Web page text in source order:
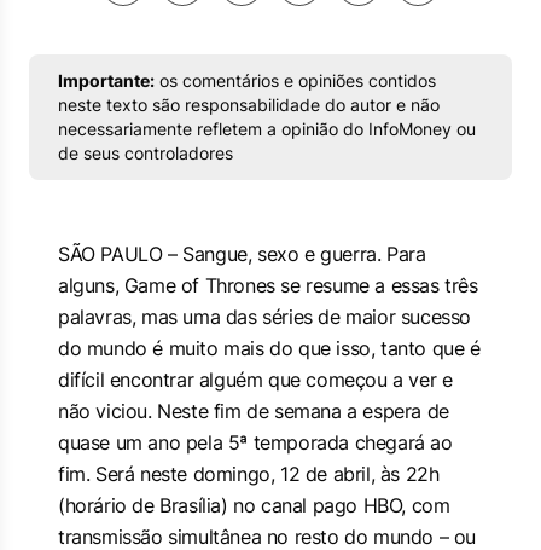
Importante: os comentários e opiniões contidos
neste texto são responsabilidade do autor e não
necessariamente refletem a opinião do InfoMoney ou
de seus controladores
SÃO PAULO – Sangue, sexo e guerra. Para
alguns, Game of Thrones se resume a essas três
palavras, mas uma das séries de maior sucesso
do mundo é muito mais do que isso, tanto que é
difícil encontrar alguém que começou a ver e
não viciou. Neste fim de semana a espera de
quase um ano pela 5ª temporada chegará ao
fim. Será neste domingo, 12 de abril, às 22h
(horário de Brasília) no canal pago HBO, com
transmissão simultânea no resto do mundo – ou